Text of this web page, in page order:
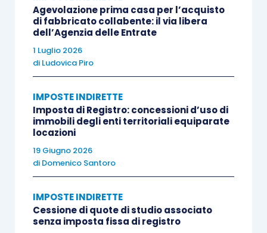
risposta a quesito 15-2007/T, la regola del
prezzo-valore” èapplicabile
assegnazione di bene abitativo da società
semplice a propri soci persone fisiche
Sotto il profilooggettivo,
trasferimento deve riguardare“immobili ad uso
abitativo e relative pertinenze
alle“unità ad uso abitativo”
Agevolazione prima casa per l’acquisto
di fabbricato collabente: il via libera
dell’Agenzia delle Entrate
1 Luglio 2026
di Ludovica Piro
IMPOSTE INDIRETTE
Imposta di Registro: concessioni d’uso di
immobili degli enti territoriali equiparate
locazioni
19 Giugno 2026
di Domenico Santoro
IMPOSTE INDIRETTE
Cessione di quote di studio associato
senza imposta fissa di registro